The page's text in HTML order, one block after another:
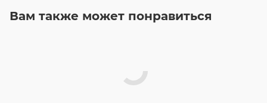
Вам также может понравиться